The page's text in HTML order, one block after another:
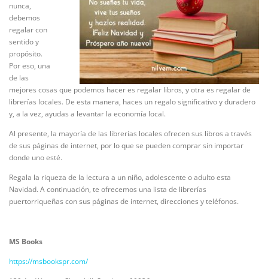
nunca,
debemos
regalar con
sentido y
propósito.
Por eso, una
de las
mejores cosas que podemos hacer es regalar libros, y otra es regalar de
librerías locales. De esta manera, haces un regalo significativo y duradero
y, a la vez, ayudas a levantar la economía local.
Al presente, la mayoría de las librerías locales ofrecen sus libros a través
de sus páginas de internet, por lo que se pueden comprar sin importar
donde uno esté.
Regala la riqueza de la lectura a un niño, adolescente o adulto esta
Navidad. A continuación, te ofrecemos una lista de librerías
puertorriqueñas con sus páginas de internet, direcciones y teléfonos.
MS Books
https://msbookspr.com/